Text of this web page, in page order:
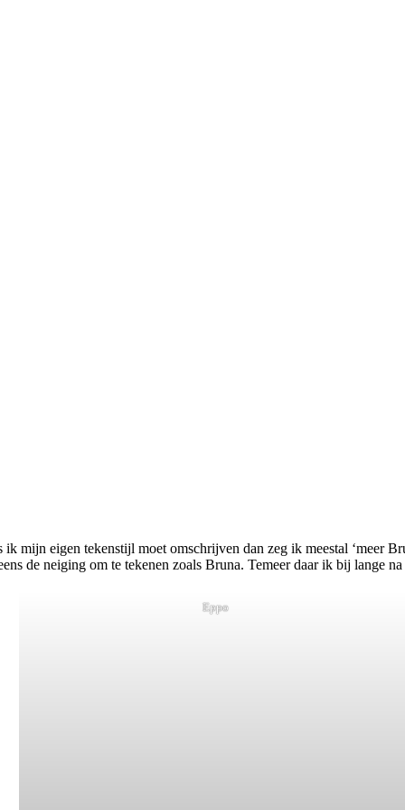
ik mijn eigen tekenstijl moet omschrijven dan zeg ik meestal ‘meer
de neiging om te tekenen zoals Bruna. Temeer daar ik bij lange
Eppo